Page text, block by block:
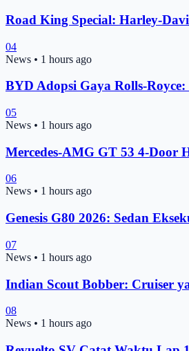
Road King Special: Harley-
04
News • 1 hours ago
BYD Adopsi Gaya Rolls-
05
News • 1 hours ago
Mercedes-AMG GT 53 4-Door
06
News • 1 hours ago
Genesis G80 2026: Sedan
07
News • 1 hours ago
Indian Scout Bobber: Cruiser
08
News • 1 hours ago